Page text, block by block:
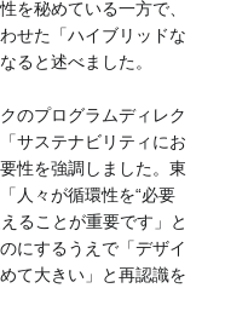
を秘めている一方で、
せた「ハイブリッドな
ると述べました。
のプログラムディレク
サステナビリティにお
性を強調しました。東
人々が循環性を“必要
ることが重要です」と
にするうえで「デザイ
て大きい」と再認識を